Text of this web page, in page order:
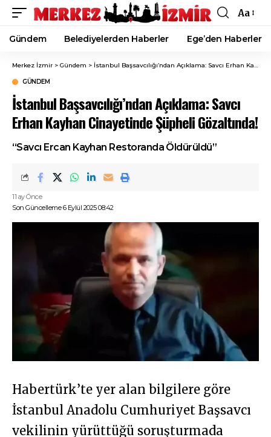
Font
Resizer
Aa
Gündem Belediyelerden Haberler Ege’den Haberler
Merkez İzmir > Gündem > İstanbul Başsavcılığı’ndan Açıklama: Savcı Erhan Kayhan Cinayetinde Şüpheli Gözaltında!
GÜNDEM
İstanbul Başsavcılığı’ndan Açıklama: Savcı
Erhan Kayhan Cinayetinde Şüpheli Gözaltında!
“Savcı Ercan Kayhan Restoranda Öldürüldü”
Son Güncelleme 6 Eylül 2025 08:42
11 ay Önce
Habertürk’te yer alan bilgilere göre
İstanbul Anadolu Cumhuriyet Başsavcı
vekilinin yürüttüğü soruşturmada